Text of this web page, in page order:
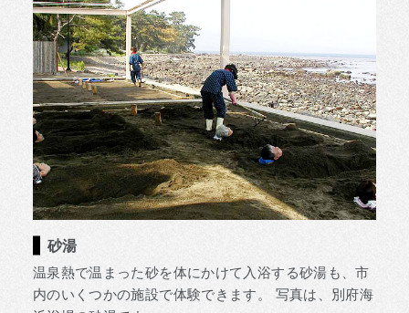
砂湯
温泉熱で温まった砂を体にかけて入浴する砂湯も、市
内のいくつかの施設で体験できます。 写真は、別府海